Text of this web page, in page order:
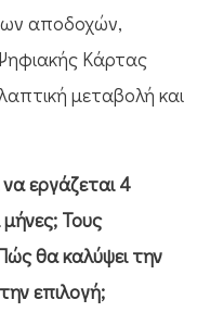
αποδοχών,
Κάρτας
μεταβολή και
να εργάζεται 4
Τους
θα καλύψει την
επιλογή;